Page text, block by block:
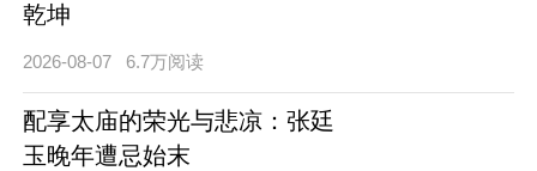
乾坤
2026-08-07 6.7万阅读
配享太庙的荣光与悲凉：张廷
玉晚年遭忌始末